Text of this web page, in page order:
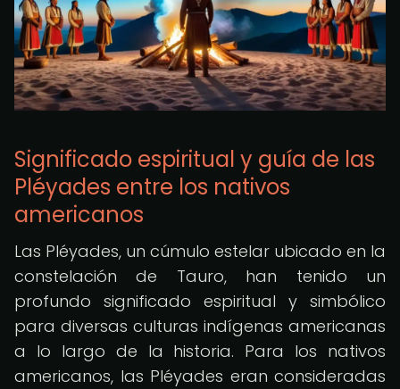
Significado espiritual y guía de las
Pléyades entre los nativos
americanos
Las Pléyades, un cúmulo estelar ubicado en la
constelación de Tauro, han tenido un
profundo significado espiritual y simbólico
para diversas culturas indígenas americanas
a lo largo de la historia. Para los nativos
americanos, las Pléyades eran consideradas